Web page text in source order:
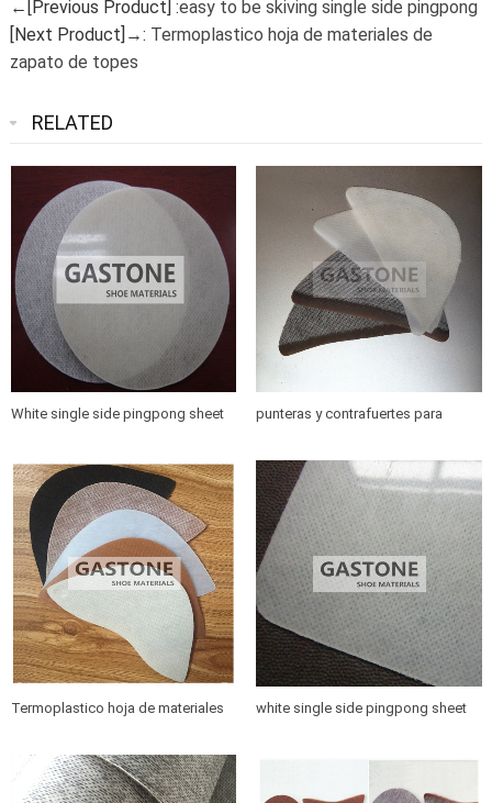
←[Previous Product] :easy to be skiving single side pingpong
[Next Product]→: Termoplastico hoja de materiales de
zapato de topes
RELATED
White single side pingpong sheet
punteras y contrafuertes para
Termoplastico hoja de materiales
white single side pingpong sheet